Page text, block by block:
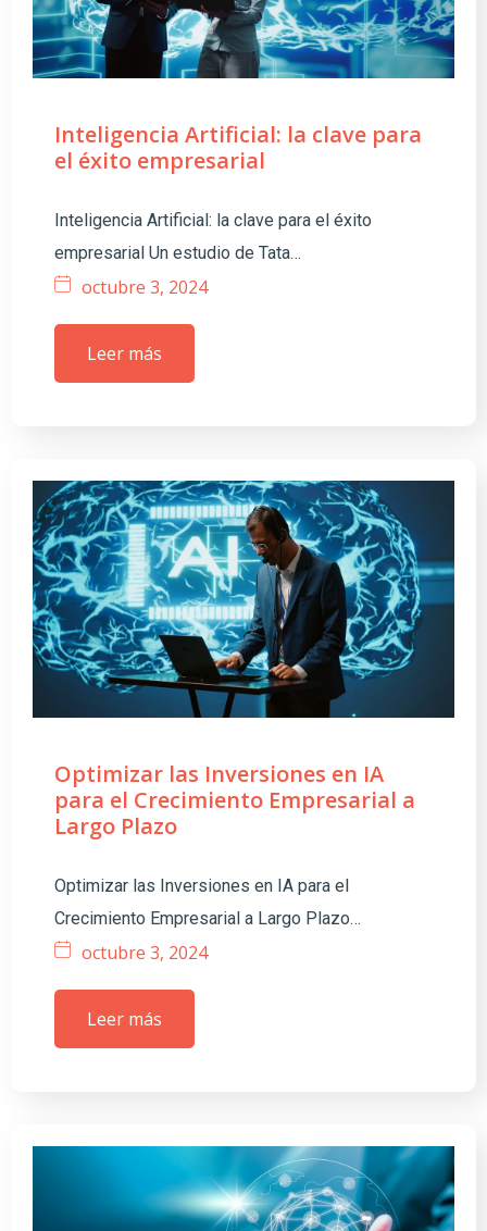
Inteligencia Artificial: la clave para
el éxito empresarial
Inteligencia Artificial: la clave para el éxito
empresarial Un estudio de Tata…
octubre 3, 2024
Leer más
Optimizar las Inversiones en IA
para el Crecimiento Empresarial a
Largo Plazo
Optimizar las Inversiones en IA para el
Crecimiento Empresarial a Largo Plazo…
octubre 3, 2024
Leer más